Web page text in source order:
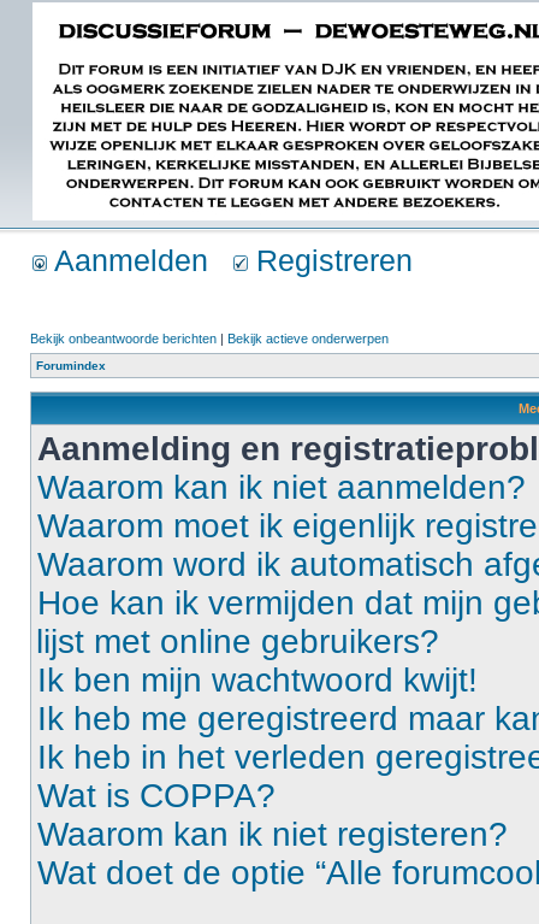
Aanmelden Registreren
Bekijk onbeantwoorde berichten | Bekijk actieve onderwerpen
Forumindex
Aanmelding en
Waarom kan ik niet aanmelden?
Waarom moet ik eigenlijk
Waarom word ik automatisch
Hoe kan ik vermijden dat mijn
lijst met online gebruikers?
Ik ben mijn wachtwoord kwijt!
Ik heb me geregistreerd maar
Ik heb in het verleden
Wat is COPPA?
Waarom kan ik niet registeren?
Wat doet de optie “Alle